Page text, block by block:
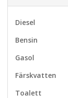
Diesel
Bensin
Gasol
Färskvatten
Toalett